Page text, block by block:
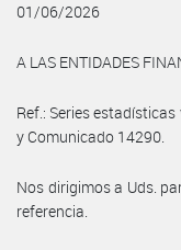
01/06/2026
A LAS ENTIDADES
Ref.: Series
y Comunicado 14290.
Nos dirigimos a Uds.
referencia.